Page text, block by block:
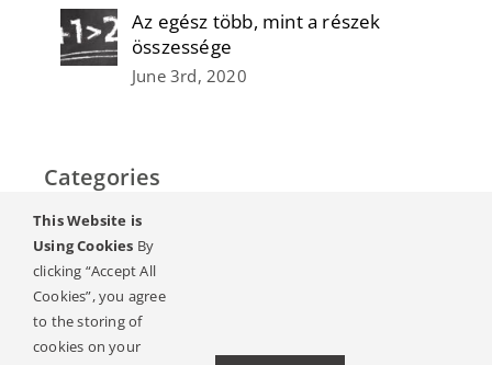
Az egész több, mint a részek
összessége
June 3rd, 2020
Categories
Home
Hallás & Halláskárosodás
Magazin
This Website is
Using Cookies By
clicking “Accept All
Cookies”, you agree
to the storing of
cookies on your